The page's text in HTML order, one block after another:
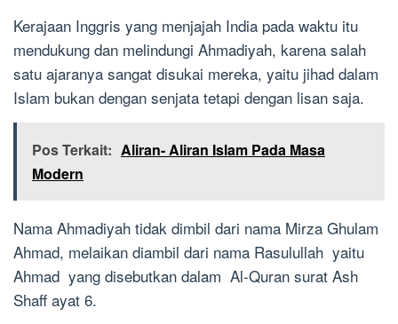
Kerajaan Inggris yang menjajah India pada waktu itu
mendukung dan melindungi Ahmadiyah, karena salah
satu ajaranya sangat disukai mereka, yaitu jihad dalam
Islam bukan dengan senjata tetapi dengan lisan saja.
Pos Terkait: Aliran- Aliran Islam Pada Masa
Modern
Nama Ahmadiyah tidak dimbil dari nama Mirza Ghulam
Ahmad, melaikan diambil dari nama Rasulullah yaitu
Ahmad yang disebutkan dalam Al-Quran surat Ash
Shaff ayat 6.